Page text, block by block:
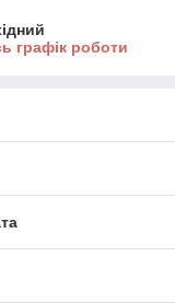
графік роботи